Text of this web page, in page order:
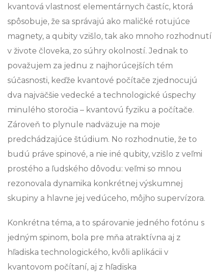
kvantová vlastnosť elementárnych častíc, ktorá
spôsobuje, že sa správajú ako maličké rotujúce
magnety, a qubity vzišlo, tak ako mnoho rozhodnutí
v živote človeka, zo súhry okolností. Jednak to
považujem za jednu z najhorúcejších tém
súčasnosti, keďže kvantové počítače zjednocujú
dva najväčšie vedecké a technologické úspechy
minulého storočia – kvantovú fyziku a počítače.
Zároveň to plynule nadväzuje na moje
predchádzajúce štúdium. No rozhodnutie, že to
budú práve spinové, a nie iné qubity, vzišlo z veľmi
prostého a ľudského dôvodu: veľmi so mnou
rezonovala dynamika konkrétnej výskumnej
skupiny a hlavne jej vedúceho, môjho supervízora.
Konkrétna téma, a to spárovanie jedného fotónu s
jedným spinom, bola pre mňa atraktívna aj z
hľadiska technologického, kvôli aplikácii v
kvantovom počítaní, aj z hľadiska